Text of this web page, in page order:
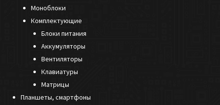
Моноблоки
Комплектующие
Блоки питания
Аккумуляторы
Вентиляторы
Клавиатуры
Матрицы
Планшеты, смартфоны